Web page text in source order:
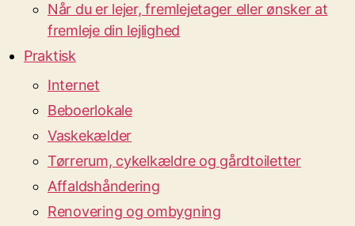
Når du er lejer, fremlejetager eller ønsker at
fremleje din lejlighed
Praktisk
Internet
Beboerlokale
Vaskekælder
Tørrerum, cykelkældre og gårdtoiletter
Affaldshåndering
Renovering og ombygning